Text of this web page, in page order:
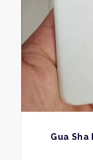
BEKIJK
Gua